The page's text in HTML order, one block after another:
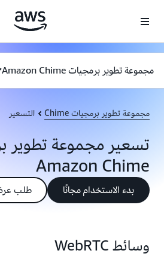
مجموعة تطوير برمجيات Amazon Chime
مجموعة تطوير برمجيات Chime التسعير
تسعير مجموعة تطوير
Amazon Chime
بدء الاستخدام مجانًا طلب
وسائط WebRTC